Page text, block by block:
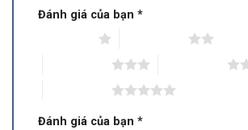
Đánh giá của bạn *
Đánh giá của bạn *